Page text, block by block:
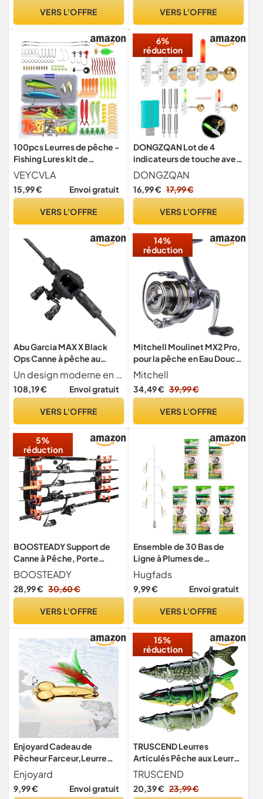
pour Pêche en Rivière, À La
VERS L'OFFRE VERS L'OFFRE
100pcs Leurres de pêche -
Fishing Lures kit de
Spinnerbaits,Plastique
vers,Minnow,Popper,Leurr
es,Souples Pêche Jigs
d'appâts de Pêche Portable
VEYCVLA
15,99 € Envoi gratuit
VERS L'OFFRE
6%
réduction
DONGZQAN Lot de 4
indicateurs de touche avec
veilleuses pour la pêche,
indicateurs de touche de
pêche, veilleuse pour la
pêche, veilleuse de pêche
DONGZQAN
16,99 € 17,99 €
VERS L'OFFRE
Abu Garcia MAX X Black
Ops Canne à pêche au
lancer et moulinet, 1.98 m
10-40g, Ensemble pour la
pêche en rivière, combos
pêcheurs en eau douce,
Un design moderne en camouflage noir pour un style et des performances sup rieures - Le combo Abu Garcia MAX X BLACK OPS est dot d'un design l gant en camouflage noir, ce qui en fait le choix id al pour les p cheurs qui veulent p cher avec style. Qu'il s'agisse de d buter ou de moderniser votre quipement, ce combo offre la qualit prouv e d'Abu Garcia, garantissant que la fonctionnalit et l'esth tique sont parfaitement align es.
108,19 € Envoi gratuit
VERS L'OFFRE
14%
réduction
Mitchell Moulinet MX2 Pro,
pour la pêche en Eau Douce
du brochet, de la Perche et
du Sandre, Bobine en
Aluminium, Robuste et
Moulinet 1000, Rapport de
Mitchell
34,49 € 39,99 €
VERS L'OFFRE
5%
réduction
BOOSTEADY Support de
Canne à Pêche, Porte
Canne à Pêche pour
Garage, Support de
Rangement Mural/Au
BOOSTEADY
28,99 € 30,60 €
VERS L'OFFRE
Ensemble de 30 Bas de
Ligne à Plumes de
Maquereau Pré-noués avec
Perles Lumineuses, Appâts
Bioniques pour Maquereau,
Hugfads
9,99 € Envoi gratuit
VERS L'OFFRE
Enjoyard Cadeau de
Pêcheur Farceur,Leurre
Peche Hamecon Peche
15g, Accessoires de Pêche
pour Eau Douce et Eau salée
Enjoyard
9,99 € Envoi gratuit
15%
réduction
TRUSCEND Leurres
Articulés Pêche aux Leurres
Poissons Nageurs pour Le
Bar Swimbait Glidebait
avec Hameçons Mustad
TRUSCEND
20,39 € 23,99 €